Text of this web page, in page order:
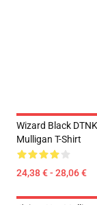
Wizard Black
Mulligan T-Shirt
24,38 € - 28,06 €